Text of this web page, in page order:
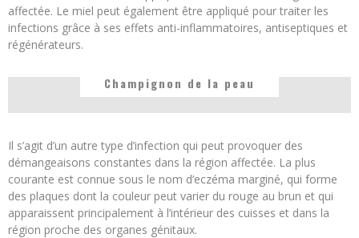
affectée. Le miel peut également être appliqué pour traiter les
infections grâce à ses effets anti-inflammatoires, antiseptiques et
régénérateurs.
Champignon de la peau
Il s’agit d’un autre type d’infection qui peut provoquer des
démangeaisons constantes dans la région affectée. La plus
courante est connue sous le nom d’eczéma marginé, qui forme
des plaques dont la couleur peut varier du rouge au brun et qui
apparaissent principalement à l’intérieur des cuisses et dans la
région proche des organes génitaux.